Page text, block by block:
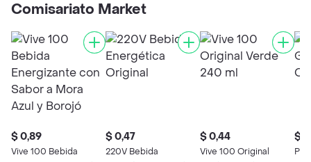
Comisariato Market
$ 0,89
Vive 100 Bebida
$ 0,47
220V Bebida
$ 0,44
Vive 100 Original
$